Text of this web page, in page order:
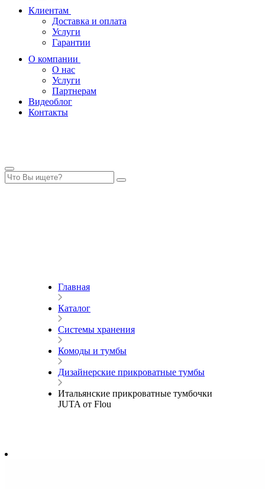
Клиентам
Доставка и оплата
Услуги
Гарантии
О компании
О нас
Услуги
Партнерам
Видеоблог
Контакты
Главная
Каталог
Системы хранения
Комоды и тумбы
Дизайнерские прикроватные тумбы
Итальянские прикроватные тумбочки
JUTA от Flou